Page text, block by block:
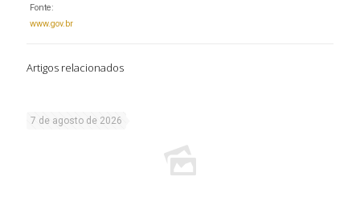
Fonte:
www.gov.br
Artigos relacionados
7 de agosto de 2026